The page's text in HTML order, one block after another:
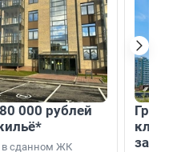
000 рублей
в сданном ЖК